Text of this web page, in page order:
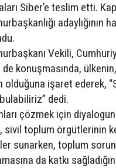
Siber’e teslim etti.
adaylığının
Vekili,
de konuşmasında,
olduğuna işaret ederek,
dedi.
çözmek için
sivil toplum örgütlerinin
sunarken, toplum
da katkı